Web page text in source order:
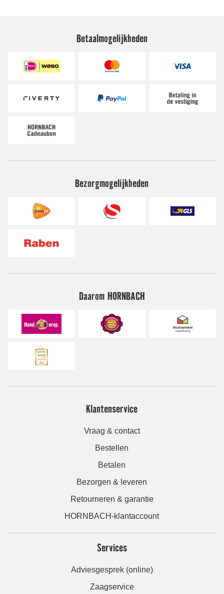
Betaalmogelijkheden
Bezorgmogelijkheden
Daarom HORNBACH
Klantenservice
Vraag & contact
Bestellen
Betalen
Bezorgen & leveren
Retourneren & garantie
HORNBACH-klantaccount
Services
Adviesgesprek (online)
Zaagservice